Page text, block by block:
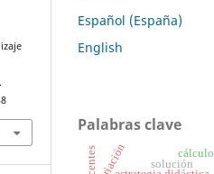
Español (España)
English
Palabras clave
solución
cálculo
variación